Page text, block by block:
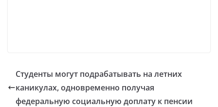
Студенты могут подрабатывать на летних
каникулах, одновременно получая
федеральную социальную доплату к пенсии